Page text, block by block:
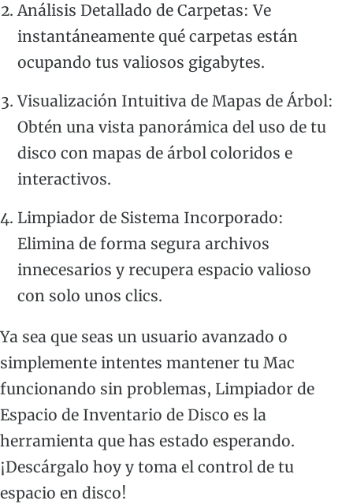
Análisis Detallado de Carpetas: Ve
instantáneamente qué carpetas están
ocupando tus valiosos gigabytes.
Visualización Intuitiva de Mapas de Árbol:
Obtén una vista panorámica del uso de tu
disco con mapas de árbol coloridos e
interactivos.
Limpiador de Sistema Incorporado:
Elimina de forma segura archivos
innecesarios y recupera espacio valioso
con solo unos clics.
Ya sea que seas un usuario avanzado o
simplemente intentes mantener tu Mac
funcionando sin problemas, Limpiador de
Espacio de Inventario de Disco es la
herramienta que has estado esperando.
¡Descárgalo hoy y toma el control de tu
espacio en disco!